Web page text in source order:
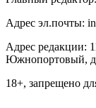
Адрес эл.почты:
Адрес редакции:
Южнопортовый,
18+, запрещено